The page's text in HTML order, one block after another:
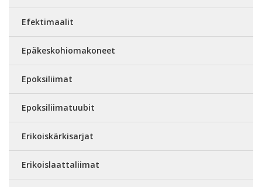
Efektimaalit
Epäkeskohiomakoneet
Epoksiliimat
Epoksiliimatuubit
Erikoiskärkisarjat
Erikoislaattaliimat